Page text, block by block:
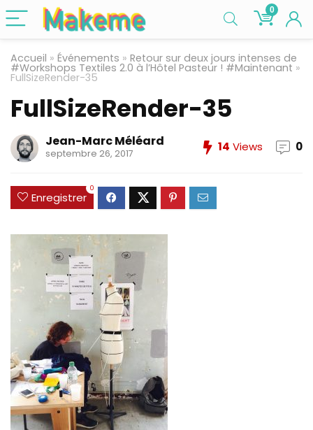
0
Accueil » Événements » Retour sur deux jours intenses de
#Workshops Textiles 2.0 à l’Hôtel Pasteur ! #Maintenant »
FullSizeRender-35
FullSizeRender-35
Jean-Marc Méléard
septembre 26, 2017 14 Views 0
Enregistrer
0